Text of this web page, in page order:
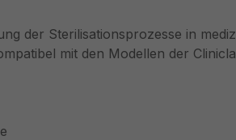
der Sterilisationsprozesse in
mit den Modellen der